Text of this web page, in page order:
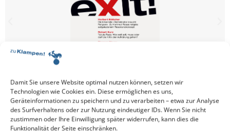
Damit Sie unsere Website optimal nutzen können, setzen wir
Technologien wie Cookies ein. Diese ermöglichen es uns,
Geräteinformationen zu speichern und zu verarbeiten – etwa zur Analyse
des Surfverhaltens oder zur Nutzung eindeutiger IDs. Wenn Sie nicht
zustimmen oder Ihre Einwilligung später widerrufen, kann dies die
Funktionalität der Seite einschränken.